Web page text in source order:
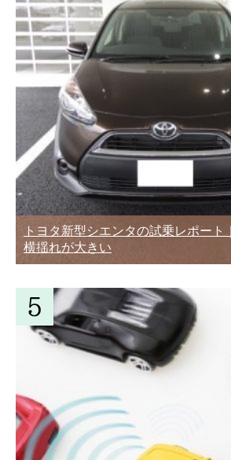
トヨタ新型シエンタの試乗レポート
横揺れが大きい